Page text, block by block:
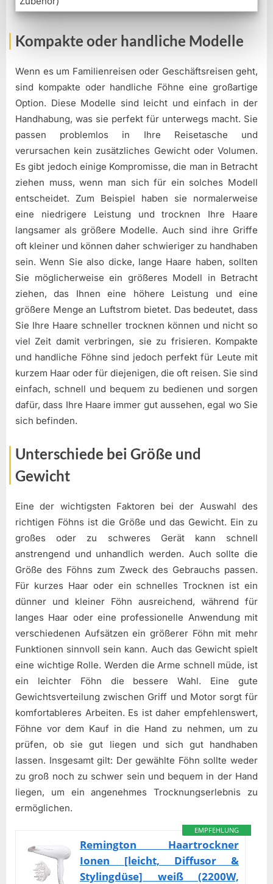
Kompakte oder handliche Modelle
Wenn es um Familienreisen oder Geschäftsreisen geht,
sind kompakte oder handliche Föhne eine großartige
Option. Diese Modelle sind leicht und einfach in der
Handhabung, was sie perfekt für unterwegs macht. Sie
passen problemlos in Ihre Reisetasche und
verursachen kein zusätzliches Gewicht oder Volumen.
Es gibt jedoch einige Kompromisse, die man in Betracht
ziehen muss, wenn man sich für ein solches Modell
entscheidet. Zum Beispiel haben sie normalerweise
eine niedrigere Leistung und trocknen Ihre Haare
langsamer als größere Modelle. Auch sind ihre Griffe
oft kleiner und können daher schwieriger zu handhaben
sein. Wenn Sie also dicke, lange Haare haben, sollten
Sie möglicherweise ein größeres Modell in Betracht
ziehen, das Ihnen eine höhere Leistung und eine
größere Menge an Luftstrom bietet. Das bedeutet, dass
Sie Ihre Haare schneller trocknen können und nicht so
viel Zeit damit verbringen, sie zu frisieren. Kompakte
und handliche Föhne sind jedoch perfekt für Leute mit
kurzem Haar oder für diejenigen, die oft reisen. Sie sind
einfach, schnell und bequem zu bedienen und sorgen
dafür, dass Ihre Haare immer gut aussehen, egal wo Sie
sich befinden.
Unterschiede bei Größe und
Gewicht
Eine der wichtigsten Faktoren bei der Auswahl des
richtigen Föhns ist die Größe und das Gewicht. Ein zu
großes oder zu schweres Gerät kann schnell
anstrengend und unhandlich werden. Auch sollte die
Größe des Föhns zum Zweck des Gebrauchs passen.
Für kurzes Haar oder ein schnelles Trocknen ist ein
dünner und kleiner Föhn ausreichend, während für
langes Haar oder eine professionelle Anwendung mit
verschiedenen Aufsätzen ein größerer Föhn mit mehr
Funktionen sinnvoll sein kann. Auch das Gewicht spielt
eine wichtige Rolle. Werden die Arme schnell müde, ist
ein leichter Föhn die bessere Wahl. Eine gute
Gewichtsverteilung zwischen Griff und Motor sorgt für
komfortableres Arbeiten. Es ist daher empfehlenswert,
Föhne vor dem Kauf in die Hand zu nehmen, um zu
prüfen, ob sie gut liegen und sich gut handhaben
lassen. Insgesamt gilt: Der gewählte Föhn sollte weder
zu groß noch zu schwer sein und bequem in der Hand
liegen, um ein angenehmes Trocknungserlebnis zu
ermöglichen.
EMPFEHLUNG
Remington Haartrockner
Ionen [leicht, Diffusor &
Stylingdüse] weiß (2200W,